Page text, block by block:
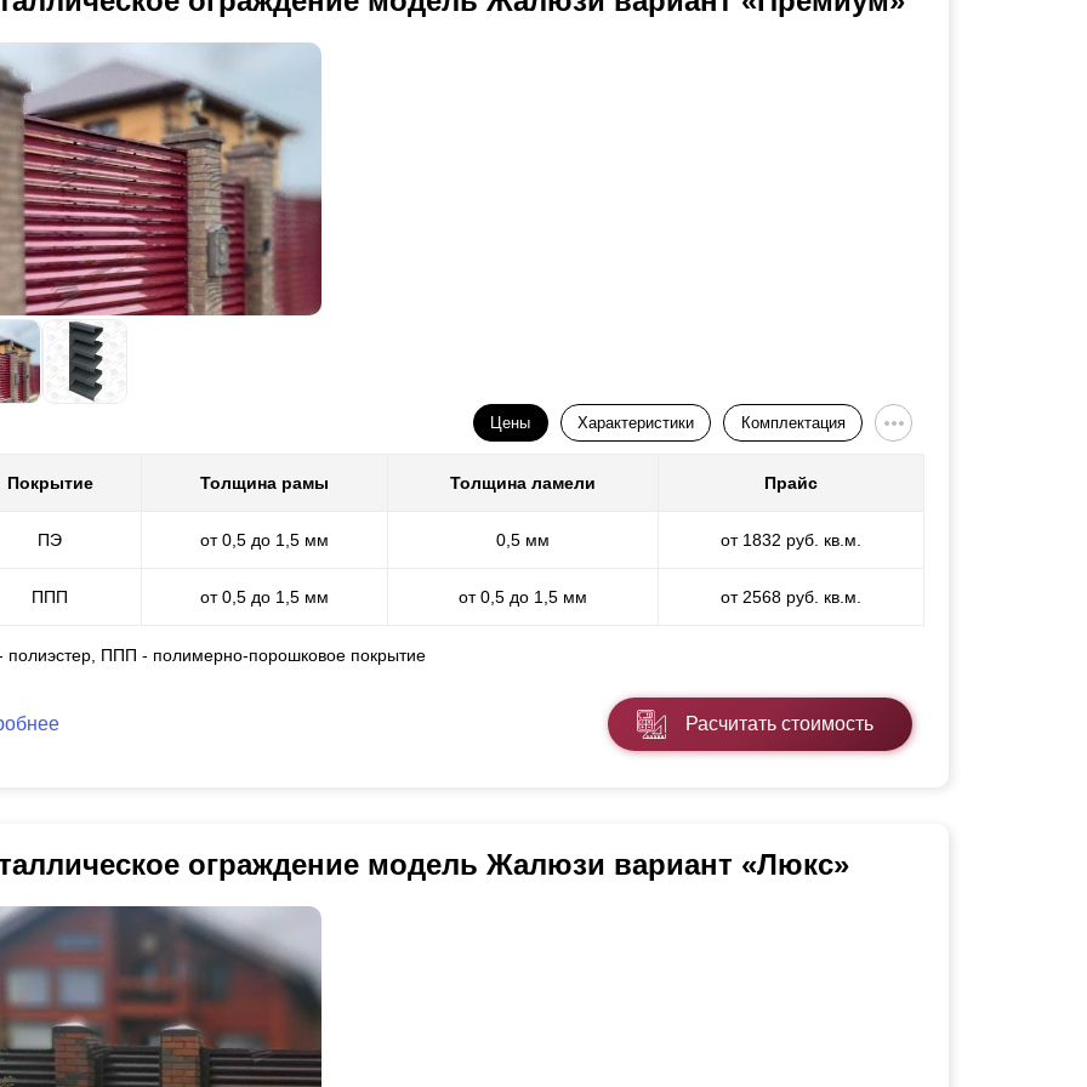
Цены Характеристики Комплектация
Покрытие Толщина рамы Толщина ламели Прайс
ПЭ от 0,5 до 1,5 мм 0,5 мм от 1832 руб. кв.м.
ППП от 0,5 до 1,5 мм от 0,5 до 1,5 мм от 2568 руб. кв.м.
полиэстер, ППП - полимерно-порошковое покрытие
Расчитать стоимость
ограждение модель Жалюзи вариант «Люкс»